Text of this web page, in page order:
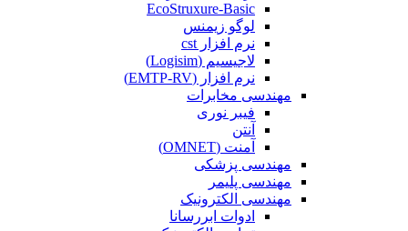
EcoStruxure-Basic
لوگو زیمنس
نرم افزار cst
لاجیسیم (Logisim)
نرم افزار (EMTP-RV)
مهندسی مخابرات
فیبر نوری
آنتن
آمنت (OMNET)
مهندسی پزشکی
مهندسی پلیمر
مهندسی الکترونیک
ادوات ابررسانا